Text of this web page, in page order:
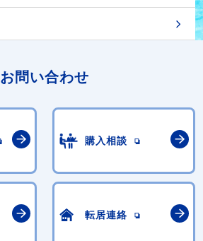
お問い合わせ
購入相談
転居連絡